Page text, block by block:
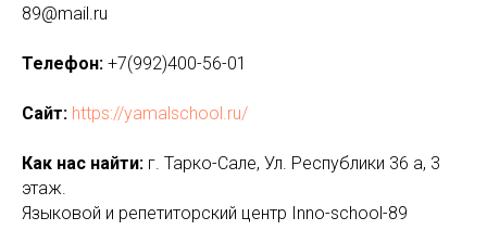
89@mail.ru
Телефон: +7(992)400-56-01
Сайт: https://yamalschool.ru/
Как нас найти: г. Тарко-Сале, Ул. Республики 36 а, 3
этаж.
Языковой и репетиторский центр Inno-school-89